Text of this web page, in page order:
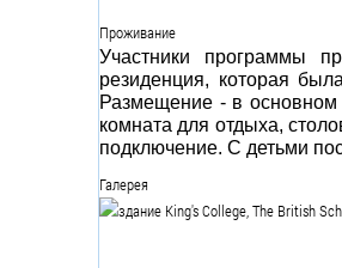
Проживание
Участники программы
резиденция, которая
Размещение - в основном
комната для отдыха,
подключение. С детьми
Галерея